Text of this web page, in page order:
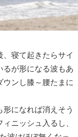
寝て起きたらサイ
るが形になる波もあ
ウンし膝～腰たまに
になれば消えそう
ニッシュ入るし、